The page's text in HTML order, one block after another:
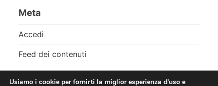
Meta
Accedi
Feed dei contenuti
Usiamo i cookie per fornirti la miglior esperienza d'uso e